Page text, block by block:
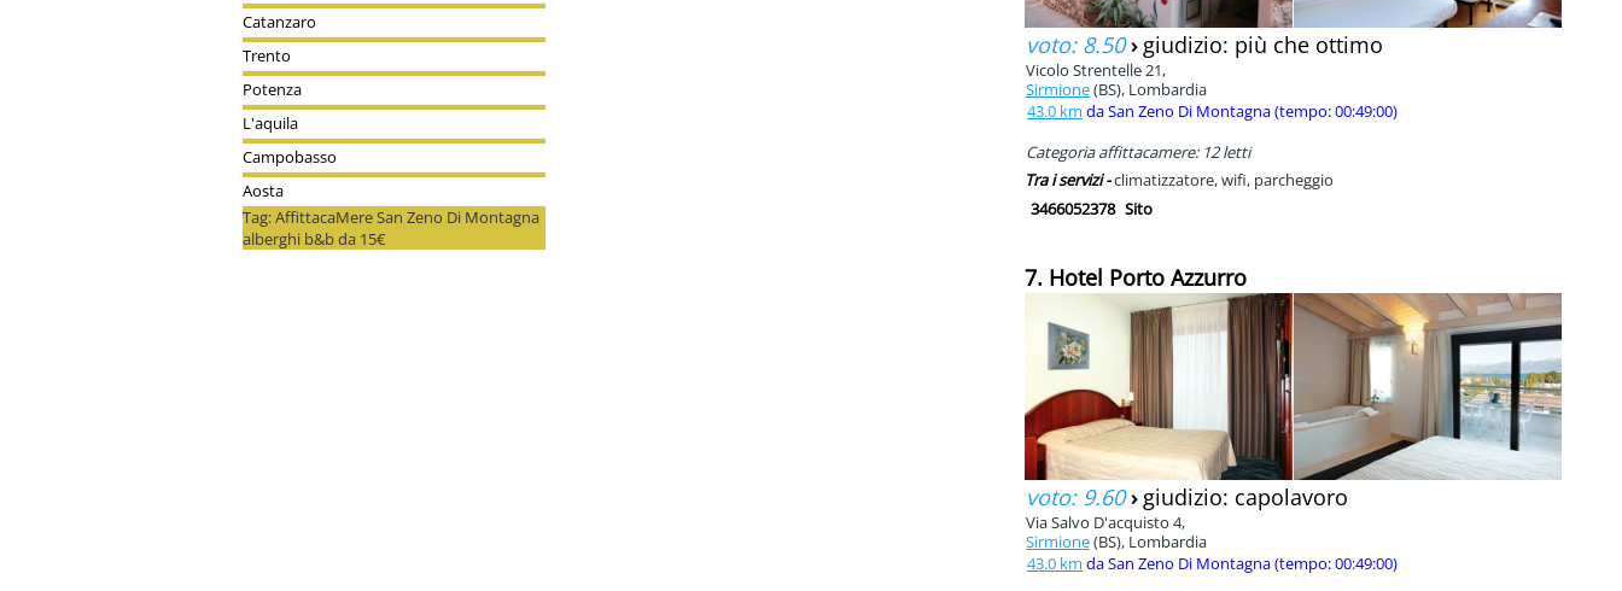
voto: 8.50› giudizio: più che ottimo
Vicolo Strentelle 21,
Sirmione(BS), Lombardia
43.0 km da San Zeno Di Montagna (tempo: 00:49:00)
Categoria affittacamere: 12 letti
Tra i servizi -climatizzatore, wifi, parcheggio
3466052378 Sito
7. Hotel Porto Azzurro
voto: 9.60› giudizio: capolavoro
Via Salvo D'acquisto 4,
Sirmione(BS), Lombardia
43.0 km da San Zeno Di Montagna (tempo: 00:49:00)
Catanzaro
Trento
Potenza
L'aquila
Campobasso
Aosta
Tag: AffittacaMere San Zeno Di Montagna
alberghi b&b da 15€